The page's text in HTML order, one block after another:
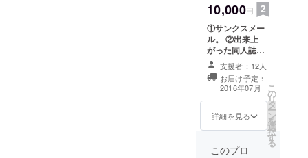
10,000円
①サンクスメー
ル。 ②出来上
がった同人誌を
十冊進呈。 ③同
人誌で使用した
イラストを使っ
たポストカード
を十枚進呈。 ④
同人誌で使用し
ンダーを１セッ
支援者：12人
お届け予定：
2016年07月
詳細を見る
こ
の
リ
タ
ー
ン
を
選
択
す
る
このプロ